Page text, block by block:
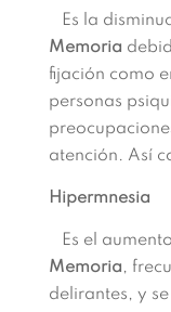
Es la
Memoria
fijación como
personas
atención. Así
Hipermnesia
Es el
Memoria,
delirantes, y